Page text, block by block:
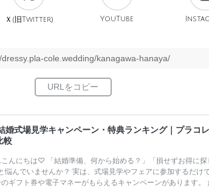
Ｘ(旧Twitter) YouTube
dressy.pla-cole.wedding/kanagawa-hanaya/
婚式場見学キャンペーン・特典ランキング｜プラコ
較
こんにちは♡ 「結婚準備、何から始める？」「損せずお得に探
悩んでいませんか？ 実は、式場見学やフェアに参加するだけ
ギフト券や電子マネーがもらえるキャンペーンがあります。